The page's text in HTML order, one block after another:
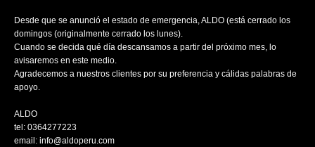
Desde que se anunció el estado de emergencia, ALDO (está cerrado los
domingos (originalmente cerrado los lunes).
Cuando se decida qué día descansamos a partir del próximo mes, lo
avisaremos en este medio.
Agradecemos a nuestros clientes por su preferencia y cálidas palabras de
apoyo.
ALDO
tel: 0364277223
email: info@aldoperu.com